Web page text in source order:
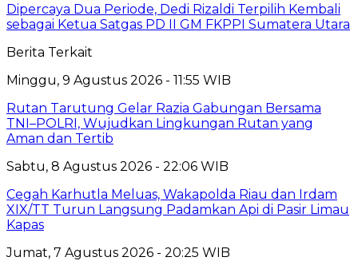
Dipercaya Dua Periode, Dedi Rizaldi Terpilih Kembali
sebagai Ketua Satgas PD II GM FKPPI Sumatera Utara
Berita Terkait
Minggu, 9 Agustus 2026 - 11:55 WIB
Rutan Tarutung Gelar Razia Gabungan Bersama
TNI–POLRI, Wujudkan Lingkungan Rutan yang
Aman dan Tertib
Sabtu, 8 Agustus 2026 - 22:06 WIB
Cegah Karhutla Meluas, Wakapolda Riau dan Irdam
XIX/TT Turun Langsung Padamkan Api di Pasir Limau
Kapas
Jumat, 7 Agustus 2026 - 20:25 WIB